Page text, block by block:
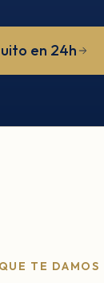
en 24h
TE DAMOS